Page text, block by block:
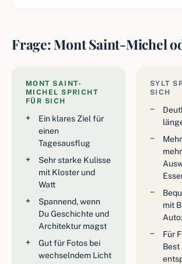
Frage: Mont Saint-Michel
MONT SAINT-
MICHEL SPRICHT
FÜR SICH
Ein klares Ziel für
einen
Tagesausflug
Sehr starke Kulisse
mit Kloster und
Watt
Spannend, wenn
Du Geschichte und
Architektur magst
Gut für Fotos bei
wechselndem Licht
SYLT
SICH
mit
Für